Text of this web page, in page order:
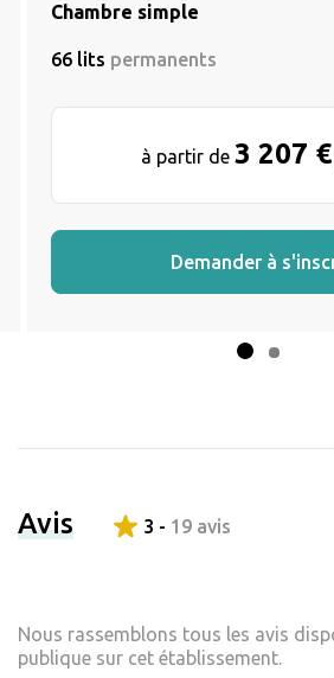
Chambre simple
66 lits permanents
à partir de 3 207 €
Demander à
Avis 3 - 19 avis
Nous rassemblons tous les avis
publique sur cet établissement.